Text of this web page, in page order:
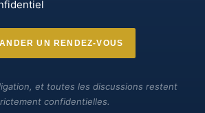
UN RENDEZ-VOUS
et toutes les discussions restent
confidentielles.